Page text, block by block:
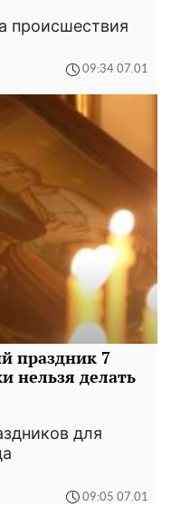
происшествия
09:34 07.01
праздник 7
нельзя делать
для
09:05 07.01